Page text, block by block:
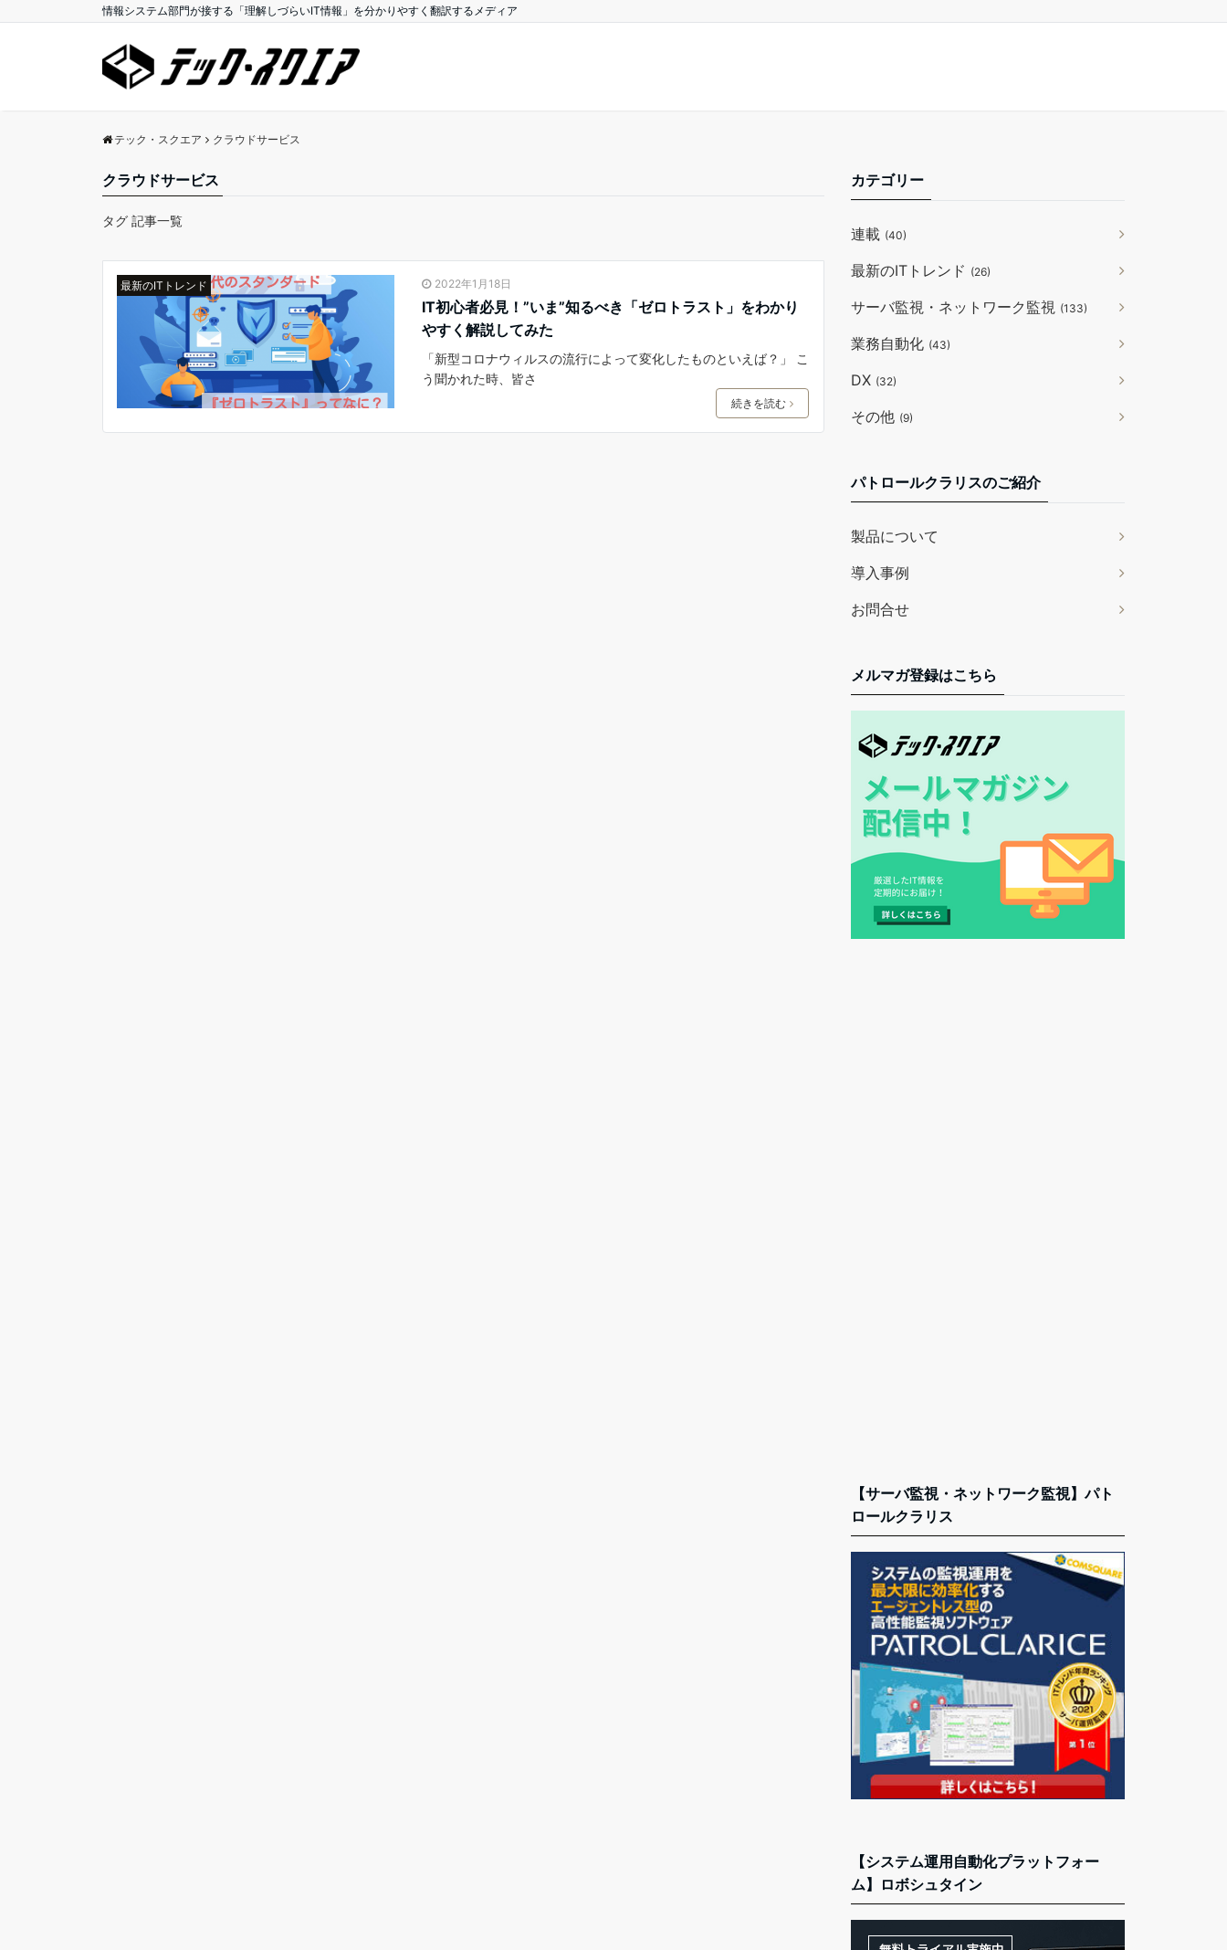
情報システム部門が接する「理解しづらいIT情報」を分かりやすく翻訳するメディア
テック・スクエア クラウドサービス
クラウドサービス
タグ 記事一覧
最新のITトレンド 2022年1月18日
IT初心者必見！”いま”知るべき「ゼロトラスト」をわかり
やすく解説してみた
「新型コロナウィルスの流行によって変化したものといえば？」 こ
う聞かれた時、皆さ
続きを読む
カテゴリー
連載 (40)
最新のITトレンド (26)
サーバ監視・ネットワーク監視 (133)
業務自動化 (43)
DX (32)
その他 (9)
パトロールクラリスのご紹介
製品について
導入事例
お問合せ
メルマガ登録はこちら
【サーバ監視・ネットワーク監視】パト
ロールクラリス
【システム運用自動化プラットフォー
ム】ロボシュタイン